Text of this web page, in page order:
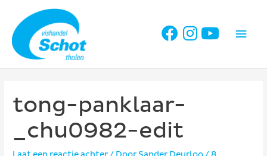
inhoud
tong-panklaar-
_chu0982-edit